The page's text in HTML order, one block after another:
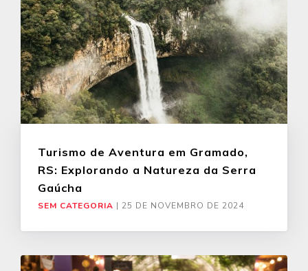
Turismo de Aventura em Gramado,
RS: Explorando a Natureza da Serra
Gaúcha
SEM CATEGORIA | 25 DE NOVEMBRO DE 2024